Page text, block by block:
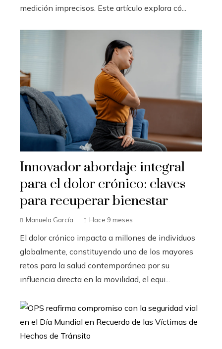
medición imprecisos. Este artículo explora có...
Innovador abordaje integral
para el dolor crónico: claves
para recuperar bienestar
Manuela García Hace 9 meses
El dolor crónico impacta a millones de individuos
globalmente, constituyendo uno de los mayores
retos para la salud contemporánea por su
influencia directa en la movilidad, el equi...